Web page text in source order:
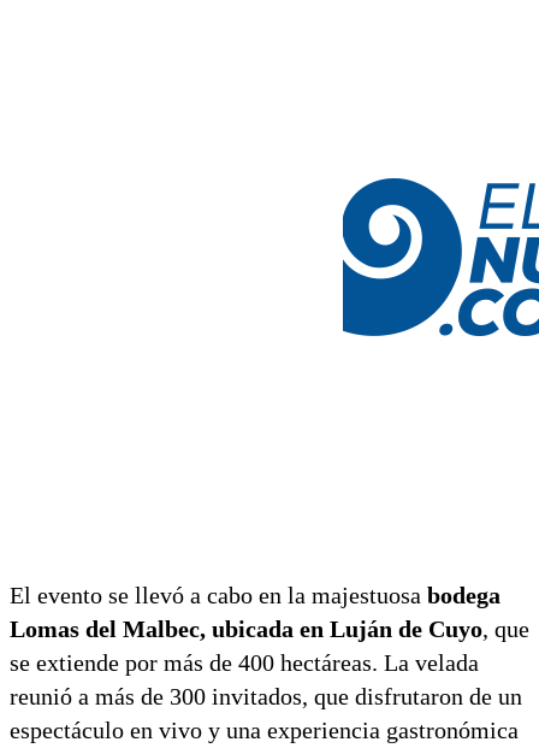
El evento se llevó a cabo en la majestuosa bodega
Lomas del Malbec, ubicada en Luján de Cuyo, que
se extiende por más de 400 hectáreas. La velada
reunió a más de 300 invitados, que disfrutaron de un
espectáculo en vivo y una experiencia gastronómica